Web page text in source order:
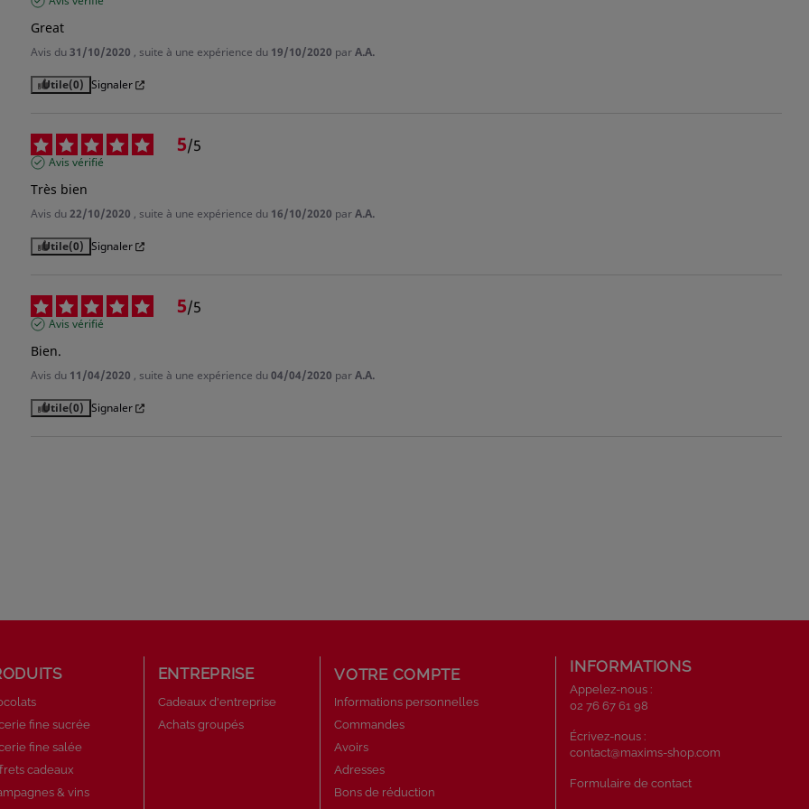
Great
Avis du31/10/2020 , suite à une expérience du 19/10/2020 parA.A.
Utile(0) Signaler
5/5
Avis vérifié
Très bien
Avis du22/10/2020 , suite à une expérience du 16/10/2020 parA.A.
Utile(0) Signaler
5/5
Avis vérifié
Bien.
Avis du 11/04/2020 , suite à une expérience du04/04/2020 parA.A.
Utile(0) Signaler
fine sucrée
fine salée
cadeaux
& vins
ENTREPRISE
Cadeaux d'entreprise
Achats groupés
VOTRE COMPTE
Informations personnelles
Commandes
Avoirs
Adresses
Bons de réduction
INFORMATIONS
Appelez-nous :
02 76 67 61 98
Écrivez-nous :
contact@maxims-shop.com
Formulaire de contact